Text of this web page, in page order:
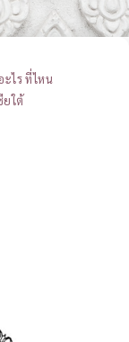
ะไร ที่ไหน
ยใต้